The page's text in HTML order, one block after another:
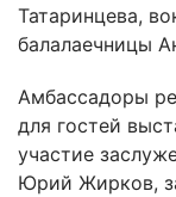
Татаринцева,
балалаечницы
Амбассадоры
для гостей
участие
Юрий Жирков,